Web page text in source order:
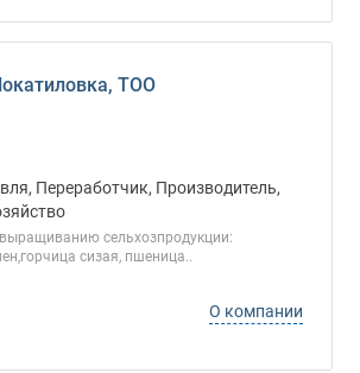
ТОО
Переработчик, Производитель,
сельхозпродукции:
сизая, пшеница..
О компании